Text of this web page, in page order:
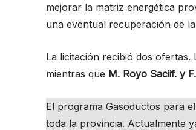
mejorar la matriz energética
una eventual recuperación de
La licitación recibió dos ofertas.
mientras que M. Royo Saciif. y F.
El programa Gasoductos para
toda la provincia. Actualmente